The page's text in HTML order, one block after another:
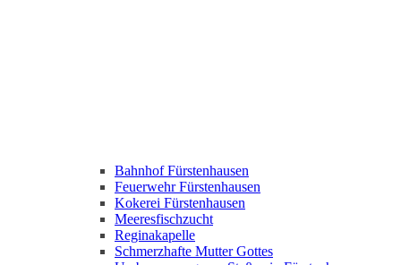
Bahnhof Fürstenhausen
Feuerwehr Fürstenhausen
Kokerei Fürstenhausen
Meeresfischzucht
Reginakapelle
Schmerzhafte Mutter Gottes